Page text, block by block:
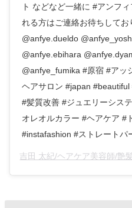
ト などなど一緒に #アンフ
れる方はご連絡お待ちして
@anfye.dueldo
@anfye.ebihara
@anfye_fumika #原宿 #アッ
ヘアサロン #japan
#髪質改善 #ジュエリーシス
オレオルカラー #ヘアケア #
#instafashion #ストレートパ